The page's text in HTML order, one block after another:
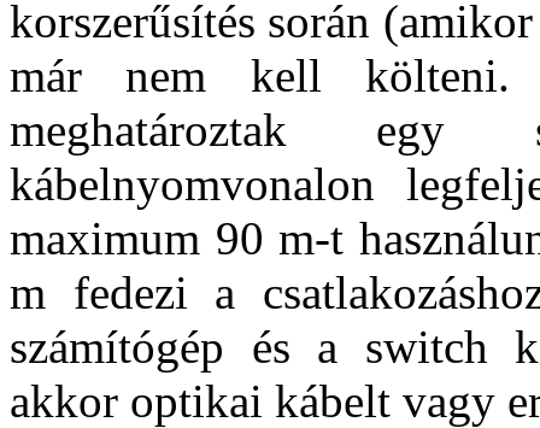
korszerűsítés során
már nem kell költeni.
meghatároztak egy
kábelnyomvonalon
maximum 90 m-t
m fedezi a
számítógép és a switch
akkor optikai kábelt vagy